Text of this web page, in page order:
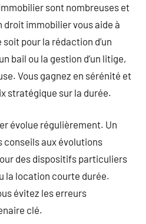
sont nombreuses et
immobilier vous aide à
pour la rédaction d’un
bail ou la gestion d’un litige,
Vous gagnez en sérénité et
stratégique sur la durée.
évolue régulièrement. Un
conseils aux évolutions
des dispositifs particuliers
la location courte durée.
évitez les erreurs
clé.